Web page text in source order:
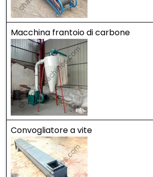
Macchina frantoio di carbone
Convogliatore a vite